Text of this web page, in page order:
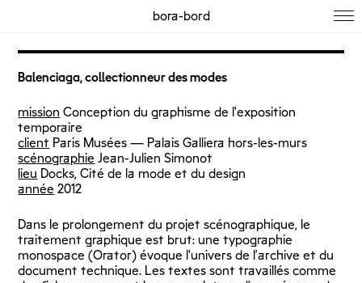
bora-bord
Balenciaga, collectionneur des modes
mission Conception du graphisme de l'exposition
temporaire
client Paris Musées — Palais Galliera hors-les-murs
scénographie Jean-Julien Simonot
lieu Docks, Cité de la mode et du design
année 2012
Dans le prolongement du projet scénographique, le
traitement graphique est brut: une typographie
monospace (Orator) évoque l'univers de l’archive et du
document technique. Les textes sont travaillés comme